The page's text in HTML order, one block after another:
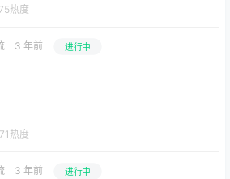
热度
3 年前 进行中
热度
3 年前 进行中